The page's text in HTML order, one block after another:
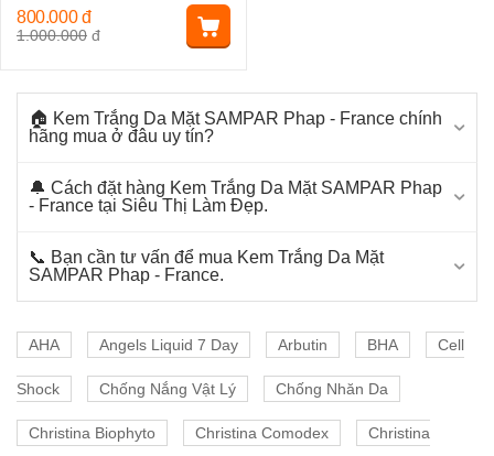
🏠 Kem Trắng Da Mặt SAMPAR Phap - France chính
hãng mua ở đâu uy tín?
🔔 Cách đặt hàng Kem Trắng Da Mặt SAMPAR Phap
- France tại Siêu Thị Làm Đẹp.
📞 Bạn cần tư vấn để mua Kem Trắng Da Mặt
SAMPAR Phap - France.
1.000.000 đ
800.000 đ
AHA Angels Liquid 7 Day Arbutin BHA Cell
Shock Chống Nắng Vật Lý Chống Nhăn Da
Christina Biophyto Christina Comodex Christina